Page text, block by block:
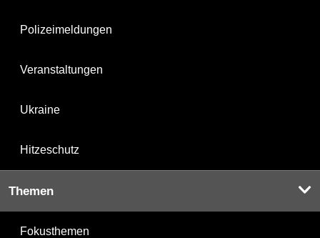
Polizeimeldungen
Veranstaltungen
Ukraine
Hitzeschutz
Themen
Fokusthemen